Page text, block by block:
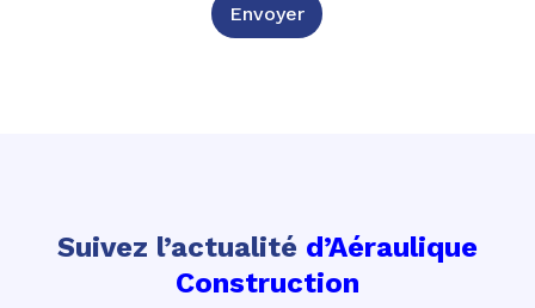
Envoyer
Suivez l’actualité d’Aéraulique
Construction